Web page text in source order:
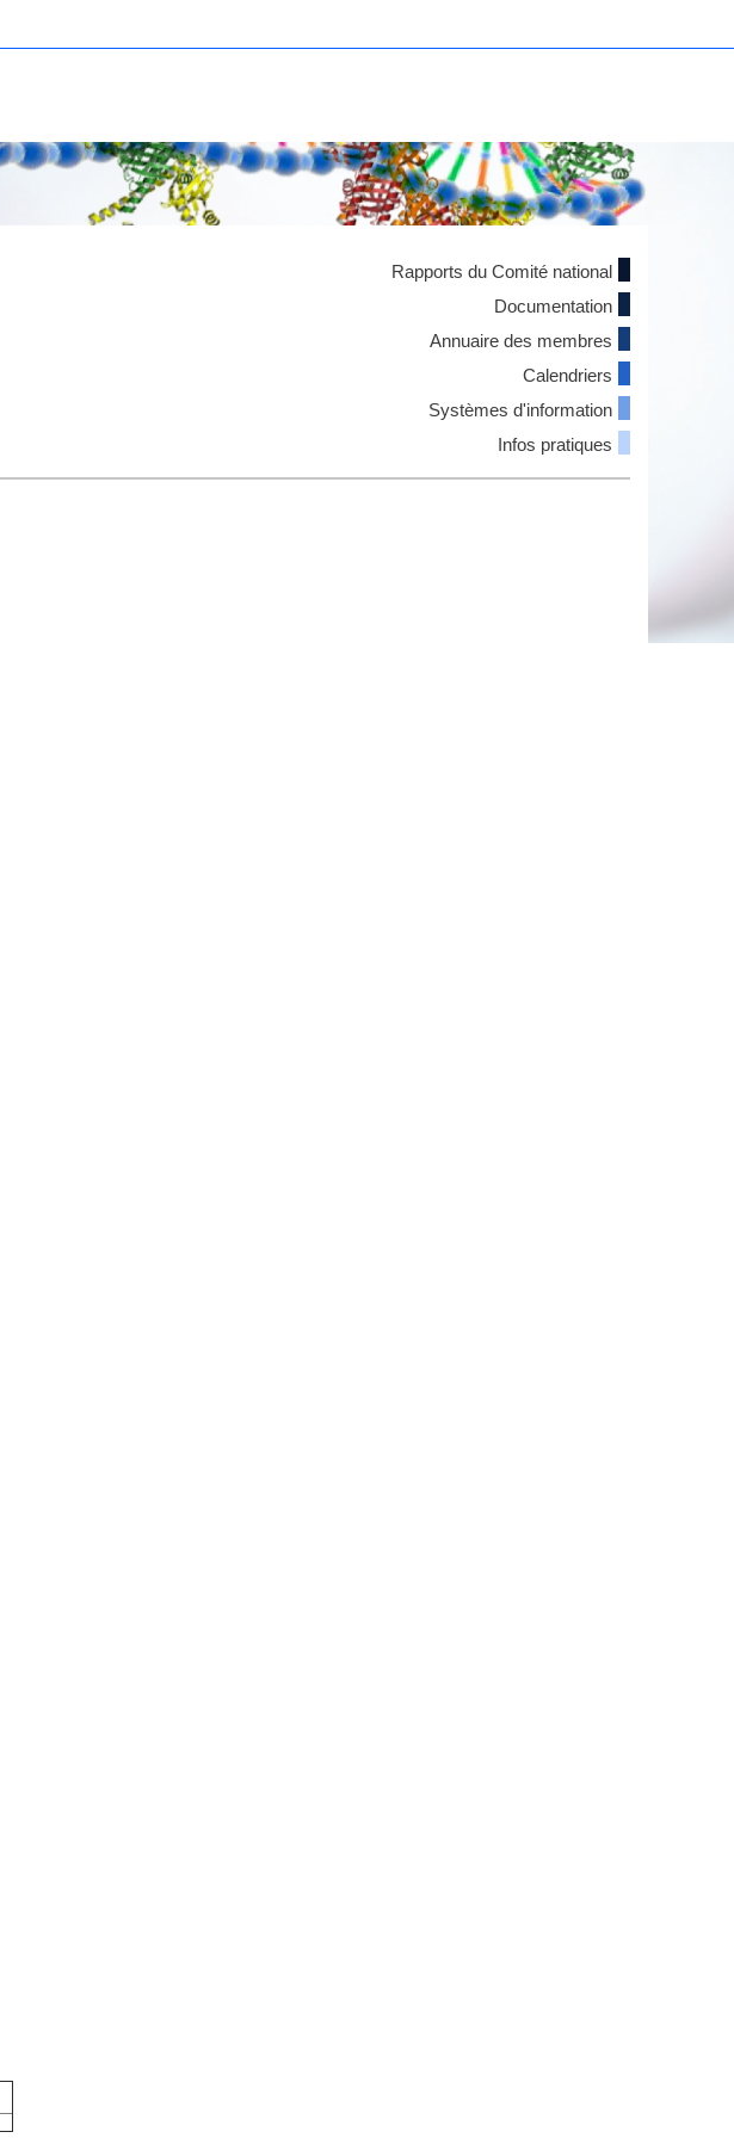
Rapports du Comité national
Documentation
Annuaire des membres
Calendriers
Systèmes d'information
Infos pratiques